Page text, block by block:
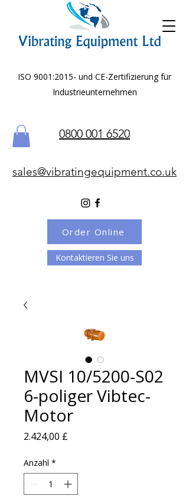
ISO 9001:2015- und CE-Zertifizierung für
Industrieunternehmen
0800 001 6520
sales@vibratingequipment.co.uk
Kontaktieren Sie uns
Order Online
MVSI 10/5200-S02
6-poliger Vibtec-
Motor
2.424,00 £
Anzahl *